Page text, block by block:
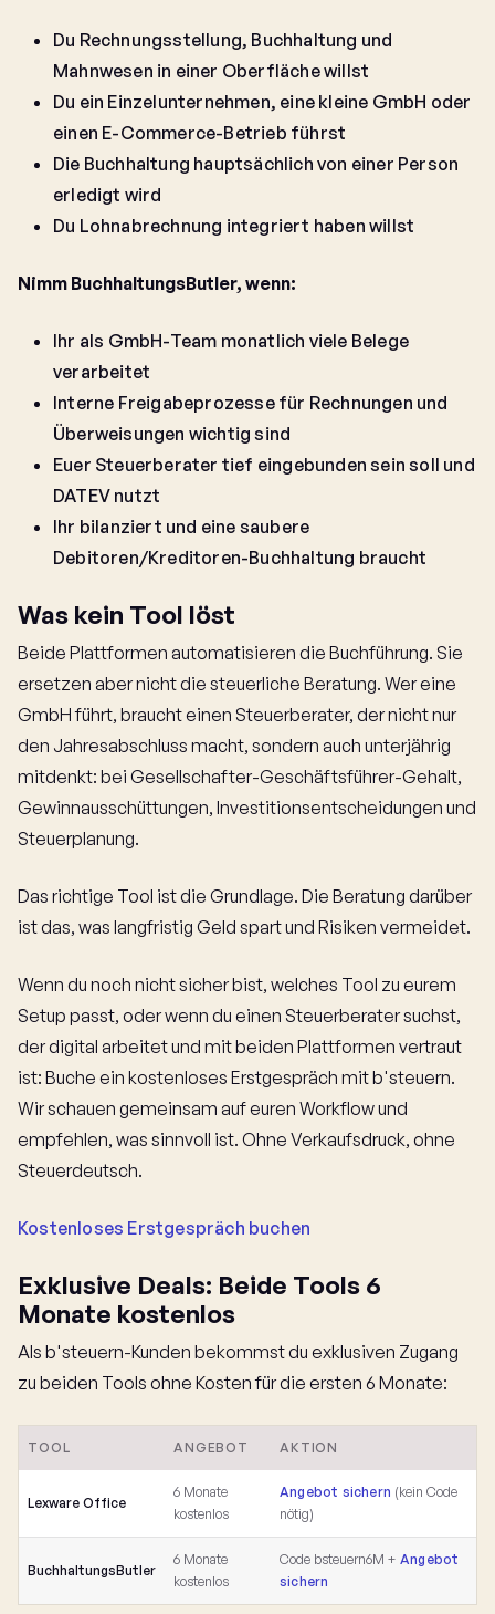
Du Rechnungsstellung, Buchhaltung und
Mahnwesen in einer Oberfläche willst
Du ein Einzelunternehmen, eine kleine GmbH oder
einen E-Commerce-Betrieb führst
Die Buchhaltung hauptsächlich von einer Person
erledigt wird
Du Lohnabrechnung integriert haben willst
Nimm BuchhaltungsButler, wenn:
Ihr als GmbH-Team monatlich viele Belege
verarbeitet
Interne Freigabeprozesse für Rechnungen und
Überweisungen wichtig sind
Euer Steuerberater tief eingebunden sein soll und
DATEV nutzt
Ihr bilanziert und eine saubere
Debitoren/Kreditoren-Buchhaltung braucht
Was kein Tool löst
Beide Plattformen automatisieren die Buchführung. Sie
ersetzen aber nicht die steuerliche Beratung. Wer eine
GmbH führt, braucht einen Steuerberater, der nicht nur
den Jahresabschluss macht, sondern auch unterjährig
mitdenkt: bei Gesellschafter-Geschäftsführer-Gehalt,
Gewinnausschüttungen, Investitionsentscheidungen und
Steuerplanung.
Das richtige Tool ist die Grundlage. Die Beratung darüber
ist das, was langfristig Geld spart und Risiken vermeidet.
Wenn du noch nicht sicher bist, welches Tool zu eurem
Setup passt, oder wenn du einen Steuerberater suchst,
der digital arbeitet und mit beiden Plattformen vertraut
ist: Buche ein kostenloses Erstgespräch mit b'steuern.
Wir schauen gemeinsam auf euren Workflow und
empfehlen, was sinnvoll ist. Ohne Verkaufsdruck, ohne
Steuerdeutsch.
Kostenloses Erstgespräch buchen
Exklusive Deals: Beide Tools 6
Monate kostenlos
Als b'steuern-Kunden bekommst du exklusiven Zugang
zu beiden Tools ohne Kosten für die ersten 6 Monate:
TOOL ANGEBOT AKTION
Lexware Office
6 Monate
kostenlos
Angebot sichern (kein Code
nötig)
BuchhaltungsButler
6 Monate
kostenlos
Code bsteuern6M + Angebot
sichern